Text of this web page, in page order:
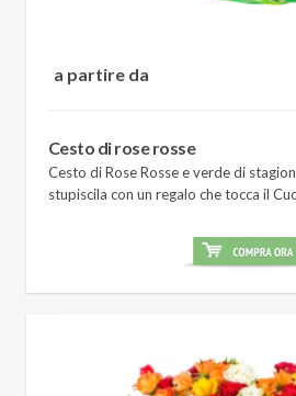
a partire da
Cesto di rose rosse
Cesto di Rose Rosse e verde di
stupiscila con un regalo che tocca il